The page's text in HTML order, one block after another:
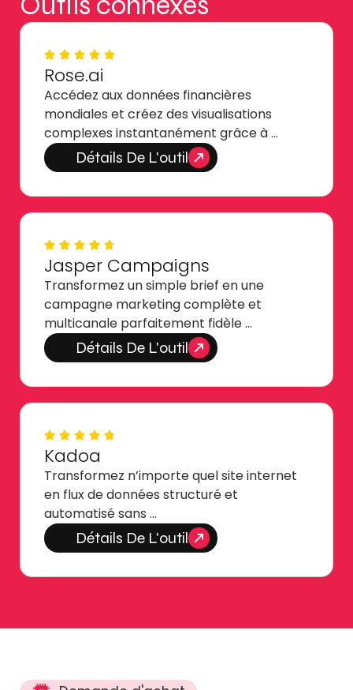
Rose.ai
Accédez aux données financières
mondiales et créez des visualisations
complexes instantanément grâce à …
Détails De L'outil
Jasper Campaigns
Transformez un simple brief en une
campagne marketing complète et
multicanale parfaitement fidèle …
Détails De L'outil
Kadoa
Transformez n’importe quel site internet
en flux de données structuré et
automatisé sans …
Détails De L'outil